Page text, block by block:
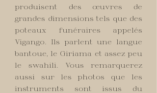
produisent des œuvres de
grandes dimensions tels que des
poteaux funéraires appelés
Vigango. Ils parlent une langue
bantoue, le Giriama et assez peu
le swahili. Vous remarquerez
aussi sur les photos que les
instruments sont issus du